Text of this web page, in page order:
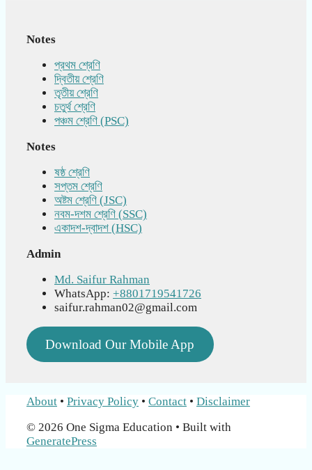
Notes
প্রথম শ্রেণি
দ্বিতীয় শ্রেণি
তৃতীয় শ্রেণি
চতুর্থ শ্রেণি
পঞ্চম শ্রেণি (PSC)
Notes
ষষ্ঠ শ্রেণি
সপ্তম শ্রেণি
অষ্টম শ্রেণি (JSC)
নবম-দশম শ্রেণি (SSC)
একাদশ-দ্বাদশ (HSC)
Admin
Md. Saifur Rahman
WhatsApp: +8801719541726
saifur.rahman02@gmail.com
Download Our Mobile App
About • Privacy Policy • Contact • Disclaimer
© 2026 One Sigma Education • Built with
GeneratePress